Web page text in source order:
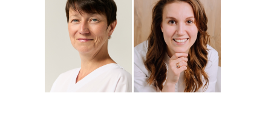
Подробнеео Кулакова
Дарья
Детский невролог
Подробнеео
Ратманская
Детский невролог